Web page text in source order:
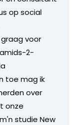
op social
voor
2-
toe mag ik
over
onze
studie New